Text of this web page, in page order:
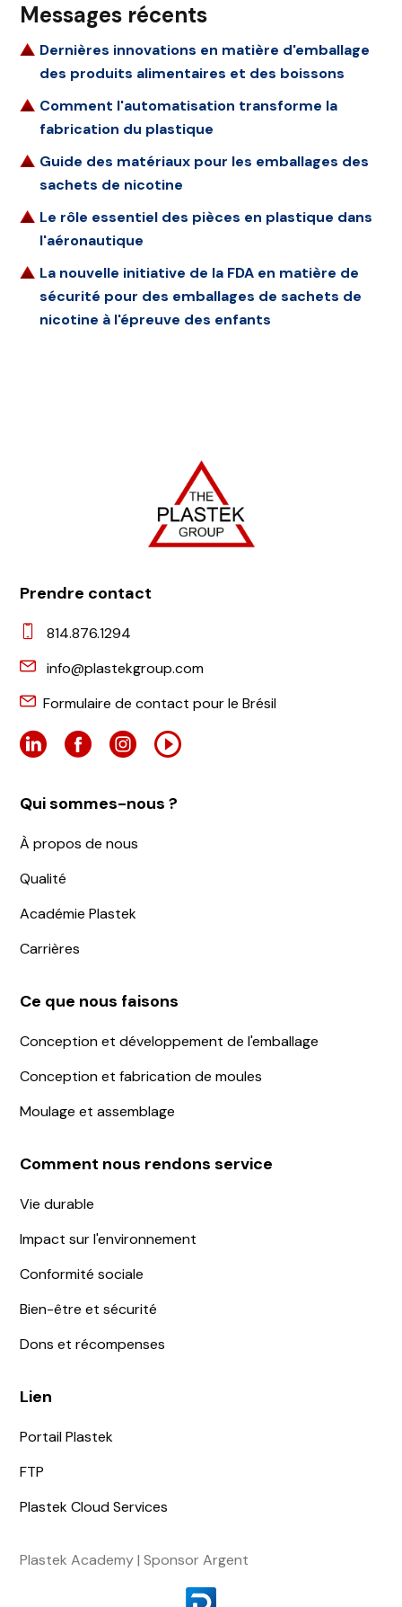
Messages récents
Dernières innovations en matière d'emballage
des produits alimentaires et des boissons
Comment l'automatisation transforme la
fabrication du plastique
Guide des matériaux pour les emballages des
sachets de nicotine
Le rôle essentiel des pièces en plastique dans
l'aéronautique
La nouvelle initiative de la FDA en matière de
sécurité pour des emballages de sachets de
nicotine à l'épreuve des enfants
Prendre contact
814.876.1294
info@plastekgroup.com
Formulaire de contact pour le Brésil
Qui sommes-nous ?
À propos de nous
Qualité
Académie Plastek
Carrières
Ce que nous faisons
Conception et développement de l'emballage
Conception et fabrication de moules
Moulage et assemblage
Comment nous rendons service
Vie durable
Impact sur l'environnement
Conformité sociale
Bien-être et sécurité
Dons et récompenses
Lien
Portail Plastek
FTP
Plastek Cloud Services
Plastek Academy | Sponsor Argent